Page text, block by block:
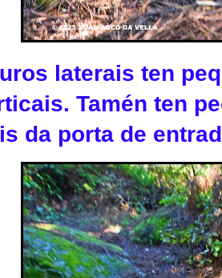
laterais ten
Tamén ten
da porta de